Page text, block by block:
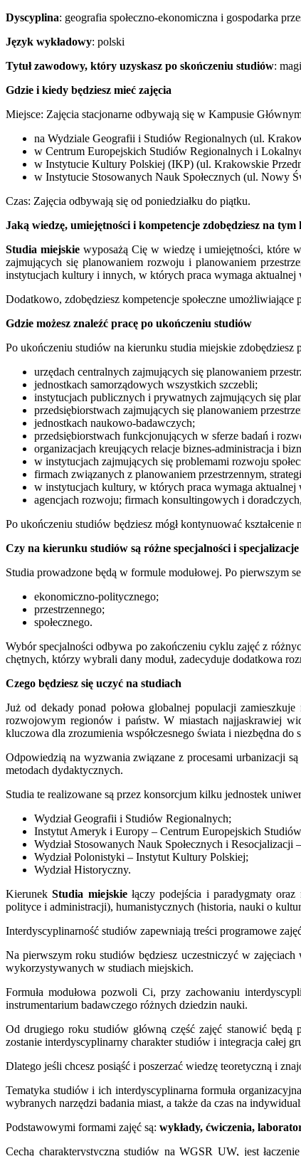
Dyscyplina: geografia społeczno-ekonomiczna i gospodarka
Język wykładowy: polski
Tytuł zawodowy, który uzyskasz po skończeniu studiów:
Gdzie i kiedy będziesz mieć zajęcia
Miejsce: Zajęcia stacjonarne odbywają się w Kampusie
na Wydziale Geografii i Studiów Regionalnych (ul.
w Centrum Europejskich Studiów Regionalnych i
w Instytucie Kultury Polskiej (IKP) (ul. Krakowskie
w Instytucie Stosowanych Nauk Społecznych (ul. Nowy
Czas: Zajęcia odbywają się od poniedziałku do piątku.
Jaką wiedzę, umiejętności i kompetencje zdobędziesz na
Studia miejskiewyposażą Cię w wiedzę i umiejętności, które
zajmujących się planowaniem rozwoju i planowaniem
instytucjach kultury i innych, w których praca wymaga
Dodatkowo, zdobędziesz kompetencje społeczne
Gdzie możesz znaleźć pracę po ukończeniu studiów
Po ukończeniu studiów na kierunku studia miejskie zdobędziesz
urzędach centralnych zajmujących się planowaniem
jednostkach samorządowych wszystkich szczebli;
instytucjach publicznych i prywatnych zajmujących się
przedsiębiorstwach zajmujących się planowaniem
jednostkach naukowo-badawczych;
przedsiębiorstwach funkcjonujących w sferze badań i
organizacjach kreujących relacje biznes-administracja i
w instytucjach zajmujących się problemami rozwoju
firmach związanych z planowaniem przestrzennym,
w instytucjach kultury, w których praca wymaga aktualnej
agencjach rozwoju; firmach konsultingowych i
Po ukończeniu studiów będziesz mógł kontynuować
Czy na kierunku studiów są różne specjalności i specjalizacje
Studia prowadzone będą w formule modułowej. Po pierwszym
ekonomiczno-politycznego;
przestrzennego;
społecznego.
Wybór specjalności odbywa po zakończeniu cyklu zajęć z
chętnych, którzy wybrali dany moduł, zadecyduje dodatkowa
Czego będziesz się uczyć na studiach
Już od dekady ponad połowa globalnej populacji
rozwojowym regionów i państw. W miastach najjaskrawiej
kluczowa dla zrozumienia współczesnego świata i niezbędna
Odpowiedzią na wyzwania związane z procesami urbanizacji są
metodach dydaktycznych.
Studia te realizowane są przez konsorcjum kilku jednostek
Wydział Geografii i Studiów Regionalnych;
Instytut Ameryk i Europy – Centrum Europejskich
Wydział Stosowanych Nauk Społecznych i Resocjalizacji
Wydział Polonistyki – Instytut Kultury Polskiej;
Wydział Historyczny.
KierunekStudia miejskiełączy podejścia i paradygmaty oraz
polityce i administracji), humanistycznych (historia, nauki o
Interdyscyplinarność studiów zapewniają treści programowe
Na pierwszym roku studiów będziesz uczestniczyć w
wykorzystywanych w studiach miejskich.
Formuła modułowa pozwoli Ci, przy zachowaniu
instrumentarium badawczego różnych dziedzin nauki.
Od drugiego roku studiów główną część zajęć stanowić
zostanie interdyscyplinarny charakter studiów i integracja całej
Dlatego jeśli chcesz posiąść i poszerzać wiedzę teoretyczną i
Tematyka studiów i ich interdyscyplinarna formuła
wybranych narzędzi badania miast, a także da czas na
Podstawowymi formami zajęć są: wykłady, ćwiczenia,
Cechą charakterystyczną studiów na WGSR UW, jest